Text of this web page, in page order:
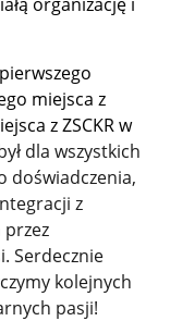
miejsca z
z ZSCKR w
dla wszystkich
doświadczenia,
z
przez
Serdecznie
kolejnych
pasji!